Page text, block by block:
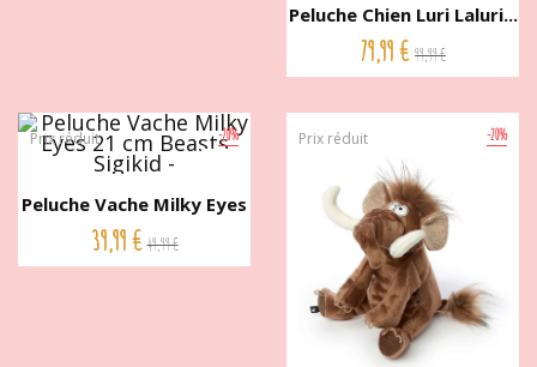
Peluche Chien Luri Laluri...
79,99 € 99,99 €
-20%
Prix réduit
Peluche Vache Milky Eyes
21...
39,99 € 49,99 €
-20%
Prix réduit